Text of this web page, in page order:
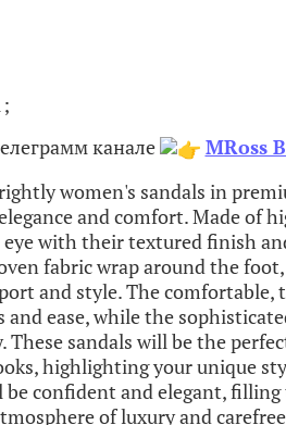
канале
MRoss
women's sandals in
and comfort. Made of
with their textured finish
fabric wrap around the
and style. The comfortable,
and ease, while the
These sandals will be the
highlighting your unique
confident and elegant,
of luxury and